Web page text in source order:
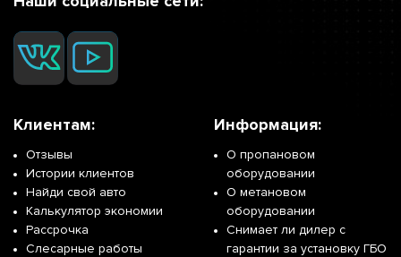
Клиентам:
Отзывы
Истории клиентов
Найди свой авто
Калькулятор экономии
Рассрочка
Слесарные работы
Информация:
О пропановом
оборудовании
О метановом
оборудовании
Снимает ли дилер с
гарантии за установку ГБО